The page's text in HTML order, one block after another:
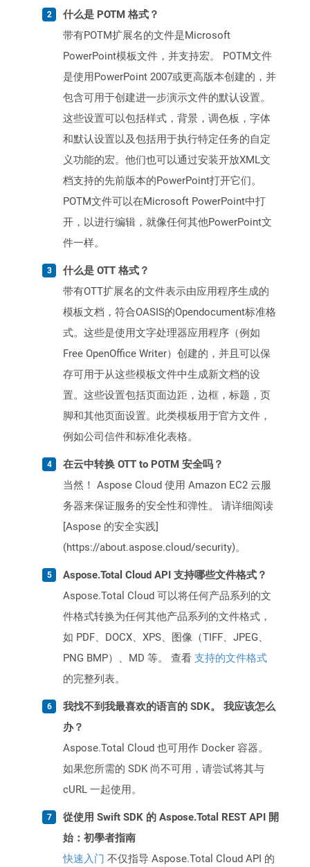
什么是 POTM 格式？
带有POTM扩展名的文件是Microsoft
PowerPoint模板文件，并支持宏。 POTM文件
是使用PowerPoint 2007或更高版本创建的，并
包含可用于创建进一步演示文件的默认设置。
这些设置可以包括样式，背景，调色板，字体
和默认设置以及包括用于执行特定任务的自定
义功能的宏。他们也可以通过安装开放XML文
档支持的先前版本的PowerPoint打开它们。
POTM文件可以在Microsoft PowerPoint中打
开，以进行编辑，就像任何其他PowerPoint文
件一样。
什么是 OTT 格式？
带有OTT扩展名的文件表示由应用程序生成的
模板文档，符合OASIS的Opendocument标准格
式。这些是使用文字处理器应用程序（例如
Free OpenOffice Writer）创建的，并且可以保
存可用于从这些模板文件中生成新文档的设
置。这些设置包括页面边距，边框，标题，页
脚和其他页面设置。此类模板用于官方文件，
例如公司信件和标准化表格。
在云中转换 OTT to POTM 安全吗？
当然！ Aspose Cloud 使用 Amazon EC2 云服
务器来保证服务的安全性和弹性。 请详细阅读
[Aspose 的安全实践]
(https://about.aspose.cloud/security)。
Aspose.Total Cloud API 支持哪些文件格式？
Aspose.Total Cloud 可以将任何产品系列的文
件格式转换为任何其他产品系列的文件格式，
如 PDF、DOCX、XPS、图像（TIFF、JPEG、
PNG BMP）、MD 等。 查看 支持的文件格式
的完整列表。
我找不到我最喜欢的语言的 SDK。 我应该怎么
办？
Aspose.Total Cloud 也可用作 Docker 容器。
如果您所需的 SDK 尚不可用，请尝试将其与
cURL 一起使用。
從使用 Swift SDK 的 Aspose.Total REST API 開
始：初學者指南
快速入门 不仅指导 Aspose.Total Cloud API 的